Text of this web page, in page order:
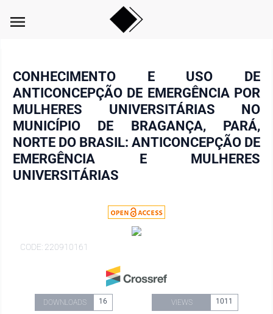
menu
CONHECIMENTO E USO DE
ANTICONCEPÇÃO DE EMERGÊNCIA POR
MULHERES UNIVERSITÁRIAS NO
MUNICÍPIO DE BRAGANÇA, PARÁ,
NORTE DO BRASIL: ANTICONCEPÇÃO DE
EMERGÊNCIA E MULHERES
UNIVERSITÁRIAS
CODE: 220910161
DOWNLOADS 16 VIEWS 1011